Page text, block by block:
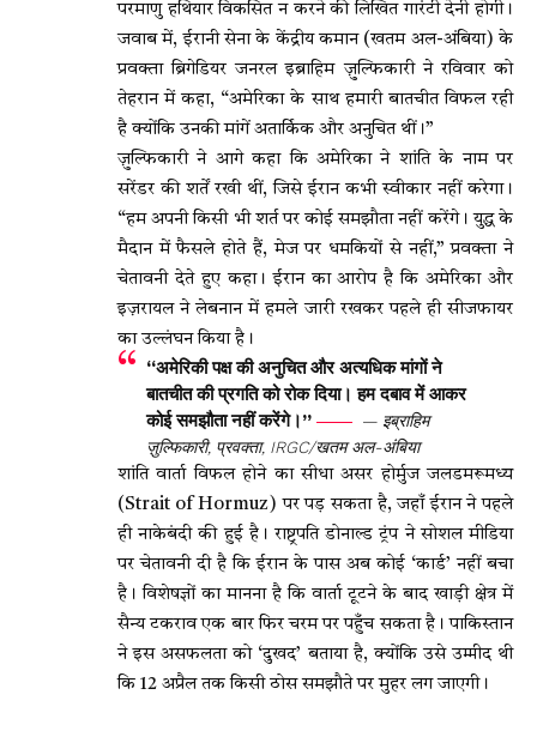
परमाणु हथियार विकसित न करने की लिखित गारंटी देनी होगी।
जवाब में, ईरानी सेना के केंद्रीय कमान (खतम अल-अंबिया) के
प्रवक्ता ब्रिगेडियर जनरल इब्राहिम ज़ुल्फिकारी ने रविवार को
तेहरान में कहा, “अमेरिका के साथ हमारी बातचीत विफल रही
है क्योंकि उनकी मांगें अतार्किक और अनुचित थीं।”
ज़ुल्फिकारी ने आगे कहा कि अमेरिका ने शांति के नाम पर
सरेंडर की शर्तें रखी थीं, जिसे ईरान कभी स्वीकार नहीं करेगा।
“हम अपनी किसी भी शर्त पर कोई समझौता नहीं करेंगे। युद्ध के
मैदान में फैसले होते हैं, मेज पर धमकियों से नहीं,” प्रवक्ता ने
चेतावनी देते हुए कहा। ईरान का आरोप है कि अमेरिका और
इज़रायल ने लेबनान में हमले जारी रखकर पहले ही सीजफायर
का उल्लंघन किया है।
“अमेरिकी पक्ष की अनुचित और अत्यधिक मांगों ने
बातचीत की प्रगति को रोक दिया। हम दबाव में आकर
कोई समझौता नहीं करेंगे।”
— इब्राहिम
ज़ुल्फिकारी, प्रवक्ता, IRGC/खतम अल-अंबिया
शांति वार्ता विफल होने का सीधा असर होर्मुज जलडमरूमध्य
(Strait of Hormuz) पर पड़ सकता है, जहाँ ईरान ने पहले
ही नाकेबंदी की हुई है। राष्ट्रपति डोनाल्ड ट्रंप ने सोशल मीडिया
पर चेतावनी दी है कि ईरान के पास अब कोई ‘कार्ड’ नहीं बचा
है। विशेषज्ञों का मानना है कि वार्ता टूटने के बाद खाड़ी क्षेत्र में
सैन्य टकराव एक बार फिर चरम पर पहुँच सकता है। पाकिस्तान
ने इस असफलता को ‘दुखद’ बताया है, क्योंकि उसे उम्मीद थी
कि 12 अप्रैल तक किसी ठोस समझौते पर मुहर लग जाएगी।